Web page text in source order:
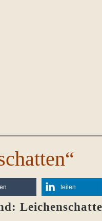
teilen